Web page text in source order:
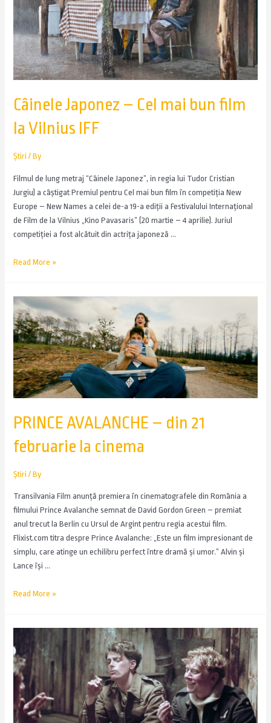
Câinele Japonez – Cel mai bun film
la Vilnius IFF
Știri / By
Filmul de lung metraj “Câinele Japonez”, in regia lui Tudor Cristian
Jurgiu) a câştigat Premiul pentru Cel mai bun film în competiţia New
Europe – New Names a celei de-a 19-a ediţii a Festivalului Internaţional
de Film de la Vilnius „Kino Pavasaris” (20 martie – 4 aprilie). Juriul
competiţiei a fost alcătuit din actriţa japoneză …
Read More »
PRINCE AVALANCHE – din 21
februarie la cinema
Știri / By
Transilvania Film anunță premiera în cinematografele din România a
filmului Prince Avalanche semnat de David Gordon Green – premiat
anul trecut la Berlin cu Ursul de Argint pentru regia acestui film.
Flixist.com titra despre Prince Avalanche: „Este un film impresionant de
simplu, care atinge un echilibru perfect între dramă și umor.” Alvin şi
Lance îşi …
Read More »